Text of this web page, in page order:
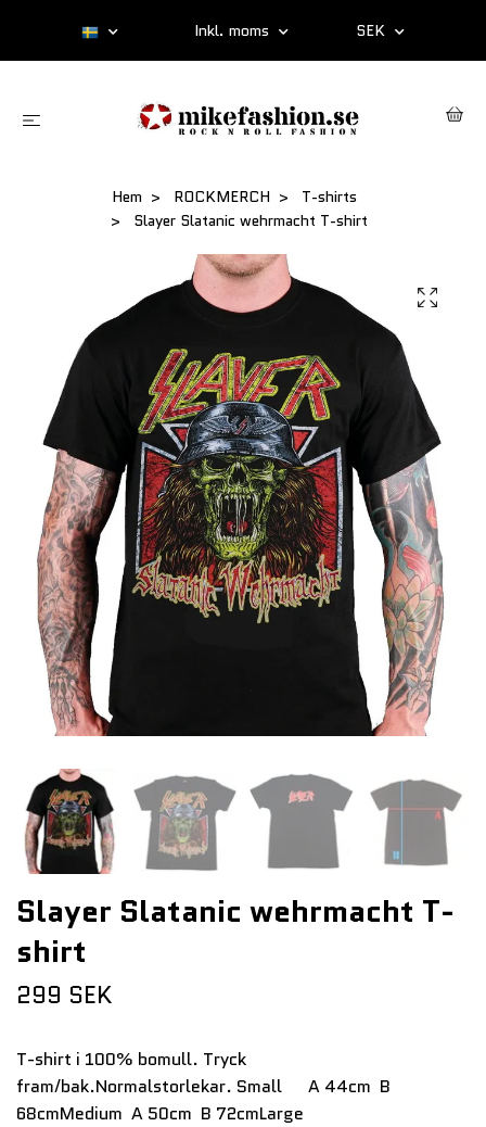
Inkl. moms SEK
Hem ROCKMERCH
T-shirts
Slayer Slatanic wehrmacht T-shirt
Slayer Slatanic wehrmacht T-
shirt
299 SEK
T-shirt i 100% bomull. Tryck
fram/bak.Normalstorlekar. Small A 44cm B
68cmMedium A 50cm B 72cmLarge